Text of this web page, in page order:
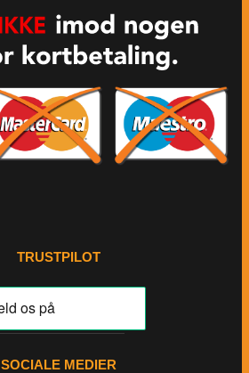
TRUSTPILOT
SOCIALE MEDIER